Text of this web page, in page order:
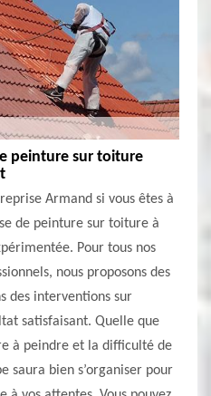
peinture sur toiture
Armand si vous êtes à
de peinture sur toiture à
Pour tous nos
nous proposons des
des interventions sur
satisfaisant. Quelle que
à peindre et la difficulté de
saura bien s’organiser pour